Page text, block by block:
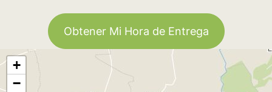
Obtener Mi Hora de Entrega
+
−